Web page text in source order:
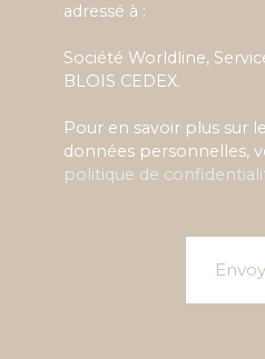
adressé à :
Société Worldline,
BLOIS CEDEX.
Pour en savoir plus sur
données personnelles,
politique de